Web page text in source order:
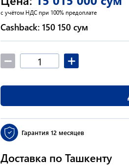
с учётом НДС при 100% предоплате
Cashback: 150 150 сум
Гарантия 12 месяцев
Доставка по Ташкенту